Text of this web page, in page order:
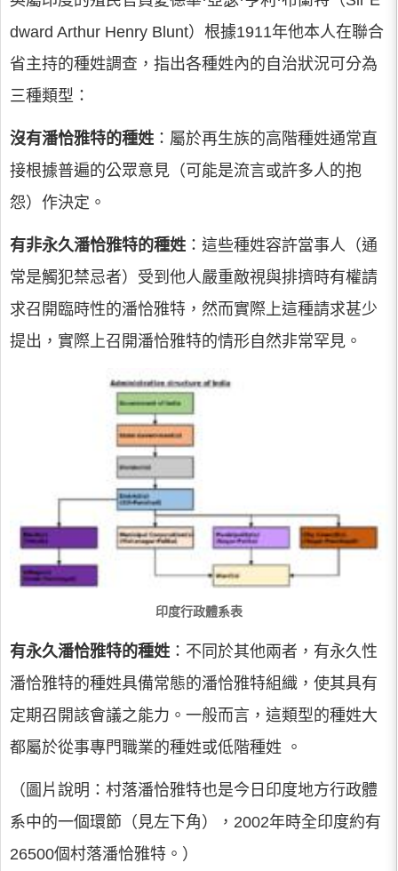
dward Arthur Henry Blunt）根據1911年他本人在聯合
省主持的種姓調查，指出各種姓內的自治狀況可分為
三種類型：
沒有潘恰雅特的種姓 ：屬於再生族的高階種姓通常直
接根據普遍的公眾意見（可能是流言或許多人的抱
怨）作決定。
有非永久潘恰雅特的種姓 ：這些種姓容許當事人（通
常是觸犯禁忌者）受到他人嚴重敵視與排擠時有權請
求召開臨時性的潘恰雅特，然而實際上這種請求甚少
提出，實際上召開潘恰雅特的情形自然非常罕見。
印度行政體系表
有永久潘恰雅特的種姓 ：不同於其他兩者，有永久性
潘恰雅特的種姓具備常態的潘恰雅特組織，使其具有
定期召開該會議之能力。一般而言，這類型的種姓大
都屬於從事專門職業的種姓或低階種姓 。
（圖片說明：村落潘恰雅特也是今日印度地方行政體
系中的一個環節（見左下角），2002年時全印度約有
26500個村落潘恰雅特。）